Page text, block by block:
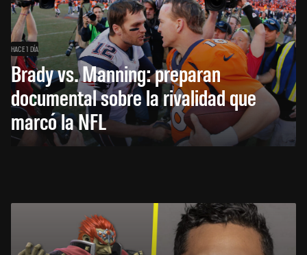
HACE 1 DÍA
Brady vs. Manning: preparan
documental sobre la rivalidad que
marcó la NFL